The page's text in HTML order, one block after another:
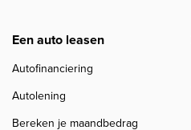
Een auto leasen
Autofinanciering
Autolening
Bereken je maandbedrag